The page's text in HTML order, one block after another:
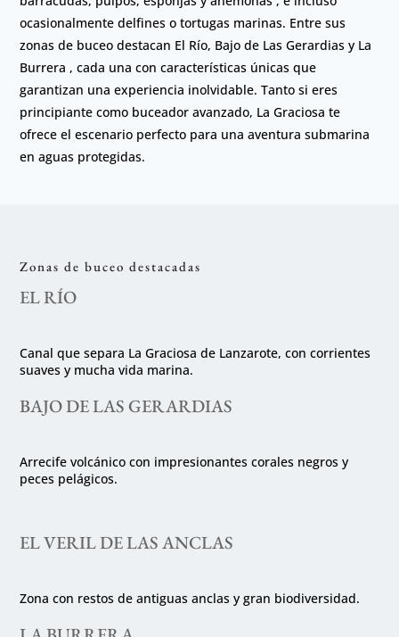
ocasionalmente delfines o tortugas marinas. Entre sus
zonas de buceo destacan El Río, Bajo de Las Gerardias y La
Burrera , cada una con características únicas que
garantizan una experiencia inolvidable. Tanto si eres
principiante como buceador avanzado, La Graciosa te
ofrece el escenario perfecto para una aventura submarina
en aguas protegidas.
Zonas de buceo destacadas
EL RÍO
Canal que separa La Graciosa de Lanzarote, con corrientes
suaves y mucha vida marina.
BAJO DE LAS GERARDIAS
Arrecife volcánico con impresionantes corales negros y
peces pelágicos.
EL VERIL DE LAS ANCLAS
Zona con restos de antiguas anclas y gran biodiversidad.